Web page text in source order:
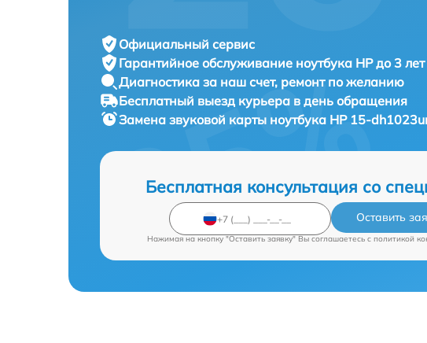
Официальный сервис
Гарантийное обслуживание ноутбука HP до 3 лет
Диагностика за наш счет, ремонт по желанию
Бесплатный выезд курьера в день обращения
Замена звуковой карты ноутбука HP 15-
Бесплатная консультация со
Оставить
Нажимая на кнопку "Оставить заявку" Вы соглашаетесь c политикой